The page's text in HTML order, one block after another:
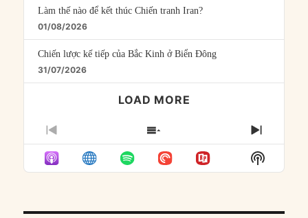
Làm thế nào để kết thúc Chiến tranh Iran?
01/08/2026
Chiến lược kế tiếp của Bắc Kinh ở Biển Đông
31/07/2026
LOAD MORE
PREVIOUS
EPISODE
SHOW
EPISODES
LIST
NEXT
Show
Podcast